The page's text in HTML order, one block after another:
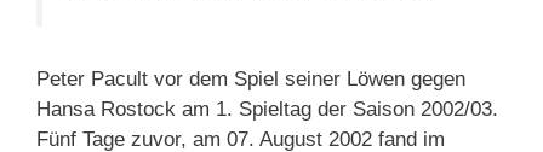
Peter Pacult vor dem Spiel seiner Löwen gegen
Hansa Rostock am 1. Spieltag der Saison 2002/03.
Fünf Tage zuvor, am 07. August 2002 fand im